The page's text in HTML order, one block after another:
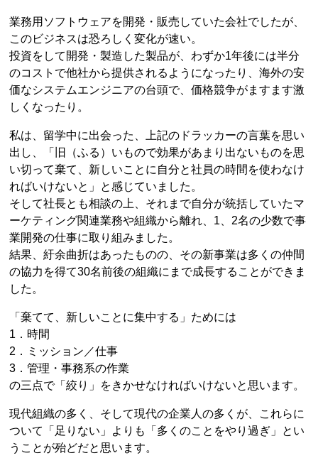
業務用ソフトウェアを開発・販売していた会社でしたが、
このビジネスは恐ろしく変化が速い。
投資をして開発・製造した製品が、わずか1年後には半分
のコストで他社から提供されるようになったり、海外の安
価なシステムエンジニアの台頭で、価格競争がますます激
しくなったり。
私は、留学中に出会った、上記のドラッカーの言葉を思い
出し、「旧（ふる）いもので効果があまり出ないものを思
い切って棄て、新しいことに自分と社員の時間を使わなけ
ればいけないと」と感じていました。
そして社長とも相談の上、それまで自分が統括していたマ
ーケティング関連業務や組織から離れ、1、2名の少数で事
業開発の仕事に取り組みました。
結果、紆余曲折はあったものの、その新事業は多くの仲間
の協力を得て30名前後の組織にまで成長することができま
した。
「棄てて、新しいことに集中する」ためには
1．時間
2．ミッション／仕事
3．管理・事務系の作業
の三点で「絞り」をきかせなければいけないと思います。
現代組織の多く、そして現代の企業人の多くが、これらに
ついて「足りない」よりも「多くのことをやり過ぎ」とい
うことが殆どだと思います。